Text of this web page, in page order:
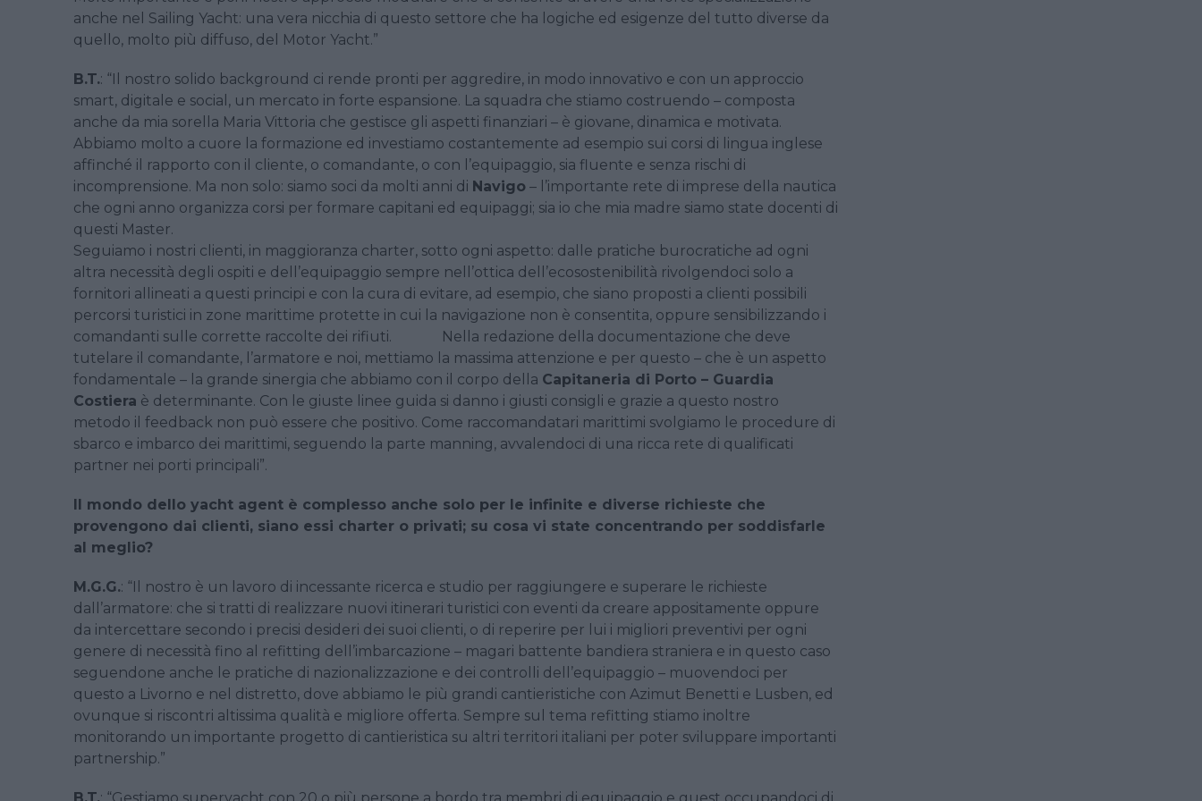
anche nel Sailing Yacht: una vera nicchia di questo settore che ha logiche ed esigenze del tutto diverse da
quello, molto più diffuso, del Motor Yacht.”
B.T.: “Il nostro solido background ci rende pronti per aggredire, in modo innovativo e con un approccio
smart, digitale e social, un mercato in forte espansione. La squadra che stiamo costruendo – composta
anche da mia sorella Maria Vittoria che gestisce gli aspetti finanziari – è giovane, dinamica e motivata.
Abbiamo molto a cuore la formazione ed investiamo costantemente ad esempio sui corsi di lingua inglese
affinché il rapporto con il cliente, o comandante, o con l’equipaggio, sia fluente e senza rischi di
incomprensione. Ma non solo: siamo soci da molti anni di Navigo – l’importante rete di imprese della nautica
che ogni anno organizza corsi per formare capitani ed equipaggi; sia io che mia madre siamo state docenti di
questi Master.
Seguiamo i nostri clienti, in maggioranza charter, sotto ogni aspetto: dalle pratiche burocratiche ad ogni
altra necessità degli ospiti e dell’equipaggio sempre nell’ottica dell’ecosostenibilità rivolgendoci solo a
fornitori allineati a questi principi e con la cura di evitare, ad esempio, che siano proposti a clienti possibili
percorsi turistici in zone marittime protette in cui la navigazione non è consentita, oppure sensibilizzando i
comandanti sulle corrette raccolte dei rifiuti. Nella redazione della documentazione che deve
tutelare il comandante, l’armatore e noi, mettiamo la massima attenzione e per questo – che è un aspetto
fondamentale – la grande sinergia che abbiamo con il corpo della Capitaneria di Porto – Guardia
Costiera è determinante. Con le giuste linee guida si danno i giusti consigli e grazie a questo nostro
metodo il feedback non può essere che positivo. Come raccomandatari marittimi svolgiamo le procedure di
sbarco e imbarco dei marittimi, seguendo la parte manning, avvalendoci di una ricca rete di qualificati
partner nei porti principali”.
Il mondo dello yacht agent è complesso anche solo per le infinite e diverse richieste che
provengono dai clienti, siano essi charter o privati; su cosa vi state concentrando per soddisfarle
al meglio?
M.G.G.: “Il nostro è un lavoro di incessante ricerca e studio per raggiungere e superare le richieste
dall’armatore: che si tratti di realizzare nuovi itinerari turistici con eventi da creare appositamente oppure
da intercettare secondo i precisi desideri dei suoi clienti, o di reperire per lui i migliori preventivi per ogni
genere di necessità fino al refitting dell’imbarcazione – magari battente bandiera straniera e in questo caso
seguendone anche le pratiche di nazionalizzazione e dei controlli dell’equipaggio – muovendoci per
questo a Livorno e nel distretto, dove abbiamo le più grandi cantieristiche con Azimut Benetti e Lusben, ed
ovunque si riscontri altissima qualità e migliore offerta. Sempre sul tema refitting stiamo inoltre
monitorando un importante progetto di cantieristica su altri territori italiani per poter sviluppare importanti
partnership.”